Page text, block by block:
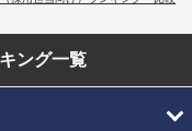
ング一覧